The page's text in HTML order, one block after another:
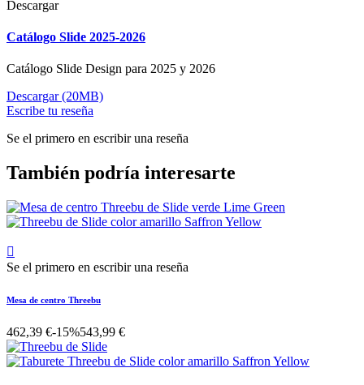
Descargar
Catálogo Slide 2025-2026
Catálogo Slide Design para 2025 y 2026
Descargar (20MB)
Escribe tu reseña
Se el primero en escribir una reseña
También podría interesarte

Se el primero en escribir una reseña
Mesa de centro Threebu
462,39 €-15%543,99 €